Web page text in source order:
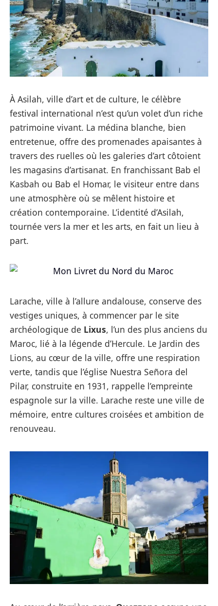
À Asilah, ville d’art et de culture, le célèbre
festival international n’est qu’un volet d’un riche
patrimoine vivant. La médina blanche, bien
entretenue, offre des promenades apaisantes à
travers des ruelles où les galeries d’art côtoient
les magasins d’artisanat. En franchissant Bab el
Kasbah ou Bab el Homar, le visiteur entre dans
une atmosphère où se mêlent histoire et
création contemporaine. L’identité d’Asilah,
tournée vers la mer et les arts, en fait un lieu à
part.
Larache, ville à l’allure andalouse, conserve des
vestiges uniques, à commencer par le site
archéologique de Lixus, l’un des plus anciens du
Maroc, lié à la légende d’Hercule. Le Jardin des
Lions, au cœur de la ville, offre une respiration
verte, tandis que l’église Nuestra Señora del
Pilar, construite en 1931, rappelle l’empreinte
espagnole sur la ville. Larache reste une ville de
mémoire, entre cultures croisées et ambition de
renouveau.